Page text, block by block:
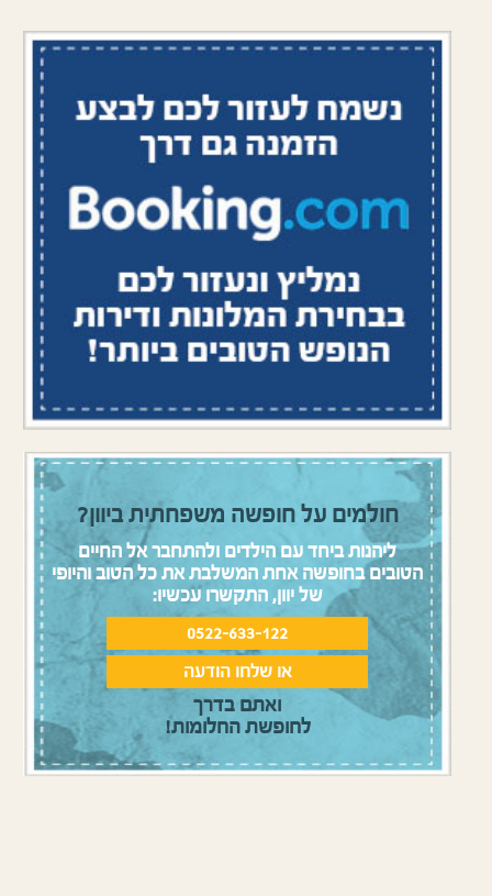
חולמים על חופשה משפחתית ביוון?
ליהנות ביחד עם הילדים ולהתחבר אל החיים
הטובים בחופשה אחת המשלבת את כל הטוב והיופי
של יוון, התקשרו עכשיו:
0522-633-122
או שלחו הודעה
ואתם בדרך
לחופשת החלומות!